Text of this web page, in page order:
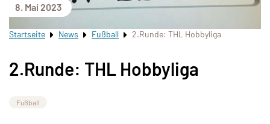
8. Mai 2023
Startseite News Fußball 2.Runde: THL Hobbyliga
2.Runde: THL Hobbyliga
Fußball